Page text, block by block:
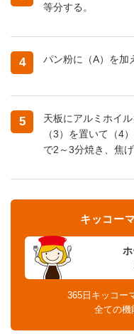
等分する。
4 パン粉に（A）を加
5
天板にアルミホイ
（3）を置いて（4
で2～3分焼き、焦
キッコー
365日キッコー
全ての機